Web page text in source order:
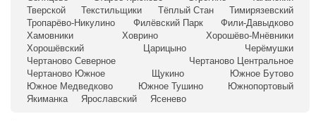
Тверской
Текстильщики Тёплый Стан
Тимирязевский
Тропарёво-Никулино
Филёвский Парк
Фили-Давыдково
Хамовники
Ховрино
Хорошёво-Мнёвники
Хорошёвский
Царицыно
Черёмушки
Чертаново Северное
Чертаново Центральное
Чертаново Южное
Щукино
Южное Бутово
Южное Медведково
Южное Тушино
Южнопортовый
Якиманка
Ярославский Ясенево